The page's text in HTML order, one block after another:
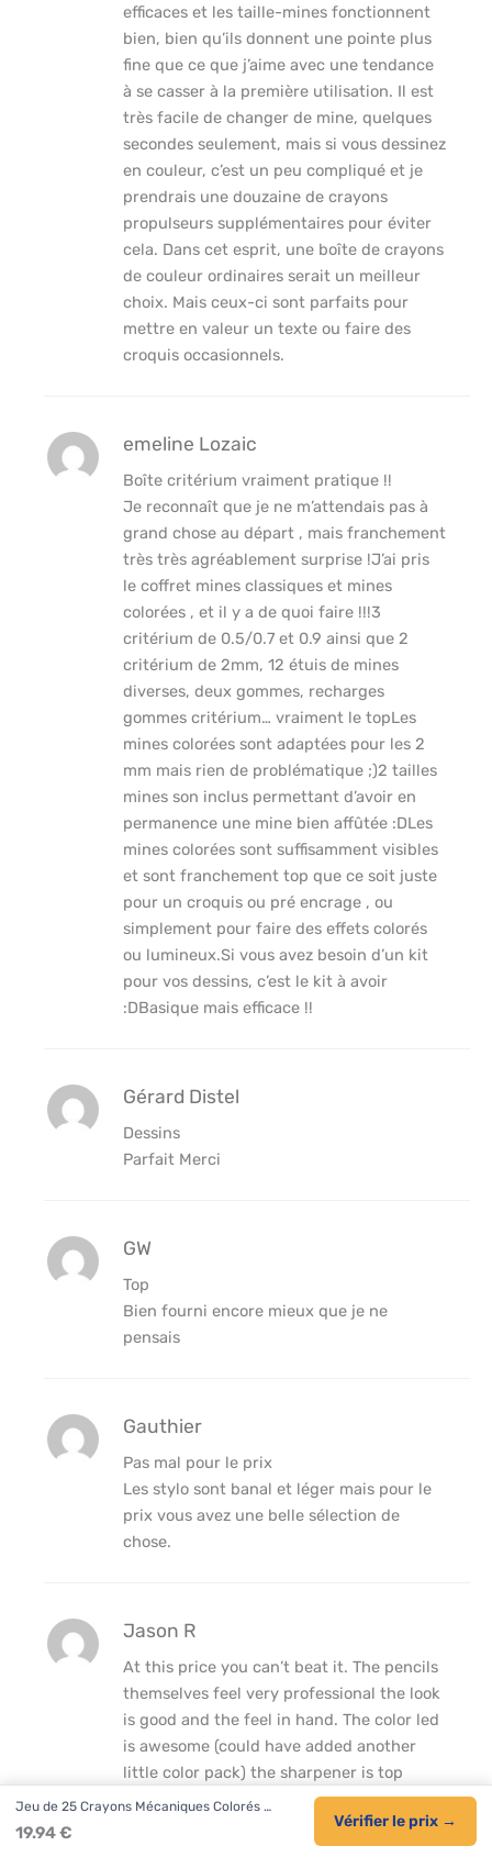
efficaces et les taille-mines fonctionnent
bien, bien qu’ils donnent une pointe plus
fine que ce que j’aime avec une tendance
à se casser à la première utilisation. Il est
très facile de changer de mine, quelques
secondes seulement, mais si vous dessinez
en couleur, c’est un peu compliqué et je
prendrais une douzaine de crayons
propulseurs supplémentaires pour éviter
cela. Dans cet esprit, une boîte de crayons
de couleur ordinaires serait un meilleur
choix. Mais ceux-ci sont parfaits pour
mettre en valeur un texte ou faire des
croquis occasionnels.
emeline Lozaic
Boîte critérium vraiment pratique !!
Je reconnaît que je ne m’attendais pas à
grand chose au départ , mais franchement
très très agréablement surprise !J’ai pris
le coffret mines classiques et mines
colorées , et il y a de quoi faire !!!3
critérium de 0.5/0.7 et 0.9 ainsi que 2
critérium de 2mm, 12 étuis de mines
diverses, deux gommes, recharges
gommes critérium… vraiment le topLes
mines colorées sont adaptées pour les 2
mm mais rien de problématique ;)2 tailles
mines son inclus permettant d’avoir en
permanence une mine bien affûtée :DLes
mines colorées sont suffisamment visibles
et sont franchement top que ce soit juste
pour un croquis ou pré encrage , ou
simplement pour faire des effets colorés
ou lumineux.Si vous avez besoin d’un kit
pour vos dessins, c’est le kit à avoir
:DBasique mais efficace !!
Gérard Distel
Dessins
Parfait Merci
GW
Top
Bien fourni encore mieux que je ne
pensais
Gauthier
Pas mal pour le prix
Les stylo sont banal et léger mais pour le
prix vous avez une belle sélection de
chose.
Jason R
At this price you can’t beat it. The pencils
themselves feel very professional the look
is good and the feel in hand. The color led
is awesome (could have added another
little color pack) the sharpener is top
notch. All said and done. Was a good
Jeu de 25 Crayons Mécaniques Colorés …
19.94 €
Vérifier le prix →